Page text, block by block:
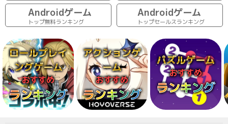
Androidゲーム
トップ無料ランキング
Androidゲーム
トップセールスランキング
ロールプレイ
ングゲーム
おすすめ
ランキング
アクションゲ
ーム
おすすめ
ランキング
パズルゲーム
おすすめ
ランキング